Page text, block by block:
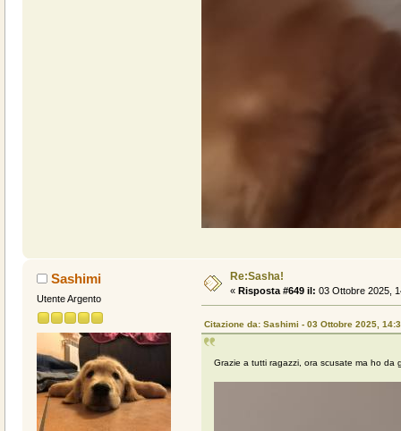
Sashimi
Utente Argento
Re:Sasha!
« Risposta #649 il: 03 Ottobre 2025,
Citazione da: Sashimi - 03 Ottobre 2025,
Grazie a tutti ragazzi, ora scusate ma ho da